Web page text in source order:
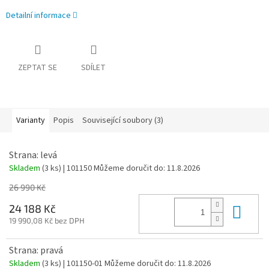
Detailní informace
ZEPTAT SE SDÍLET
Varianty Popis Související soubory (3)
Strana: levá
Skladem (3 ks) | 101150Můžeme doručit do: 11.8.2026
26 990 Kč
24 188 Kč
19 990,08 Kč bez DPH
Strana: pravá
Skladem (3 ks) | 101150-01 Můžeme doručit do: 11.8.2026